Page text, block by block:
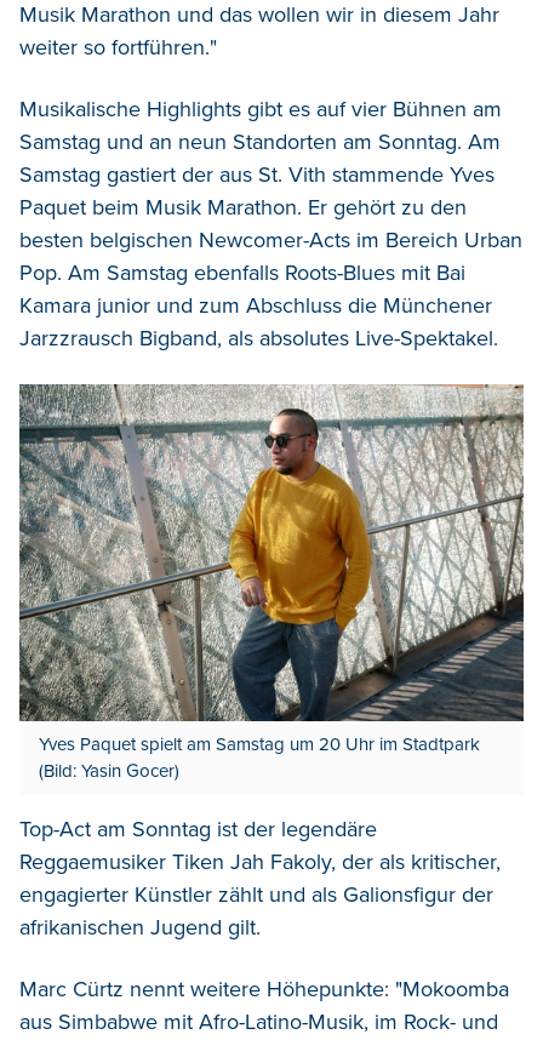
Musik Marathon und das wollen wir in diesem Jahr
weiter so fortführen."
Musikalische Highlights gibt es auf vier Bühnen am
Samstag und an neun Standorten am Sonntag. Am
Samstag gastiert der aus St. Vith stammende Yves
Paquet beim Musik Marathon. Er gehört zu den
besten belgischen Newcomer-Acts im Bereich Urban
Pop. Am Samstag ebenfalls Roots-Blues mit Bai
Kamara junior und zum Abschluss die Münchener
Jarzzrausch Bigband, als absolutes Live-Spektakel.
Yves Paquet spielt am Samstag um 20 Uhr im Stadtpark
(Bild: Yasin Gocer)
Top-Act am Sonntag ist der legendäre
Reggaemusiker Tiken Jah Fakoly, der als kritischer,
engagierter Künstler zählt und als Galionsfigur der
afrikanischen Jugend gilt.
Marc Cürtz nennt weitere Höhepunkte: "Mokoomba
aus Simbabwe mit Afro-Latino-Musik, im Rock- und